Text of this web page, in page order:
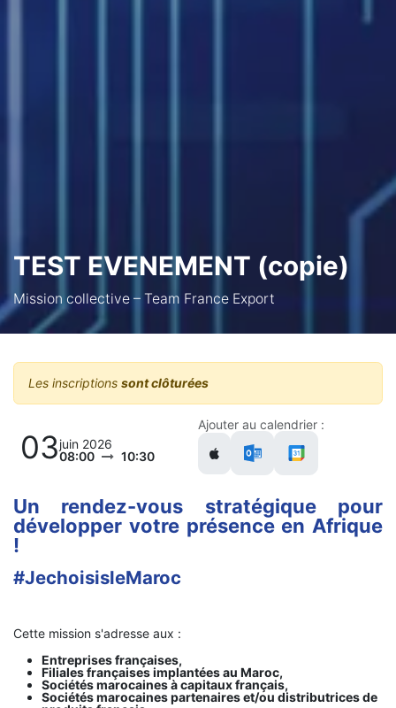
TEST EVENEMENT (copie)
Mission collective – Team France Export
Les inscriptions sont clôturées
03juin 2026
08:00
10:30
Ajouter au calendrier :
Un rendez-vous stratégique pour
développer votre présence en Afrique
!
#JechoisisleMaroc
Cette mission s'adresse aux :
Entreprises françaises,
Filiales françaises implantées au Maroc,
Sociétés marocaines à capitaux français,
Sociétés marocaines partenaires et/ou distributrices de